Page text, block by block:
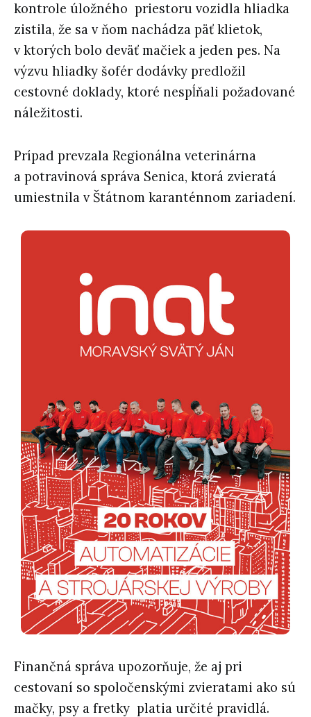
kontrole úložného priestoru vozidla hliadka
zistila, že sa v ňom nachádza päť klietok,
v ktorých bolo deväť mačiek a jeden pes. Na
výzvu hliadky šofér dodávky predložil
cestovné doklady, ktoré nespĺňali požadované
náležitosti.
Prípad prevzala Regionálna veterinárna
a potravinová správa Senica, ktorá zvieratá
umiestnila v Štátnom karanténnom zariadení.
Finančná správa upozorňuje, že aj pri
cestovaní so spoločenskými zvieratami ako sú
mačky, psy a fretky platia určité pravidlá.